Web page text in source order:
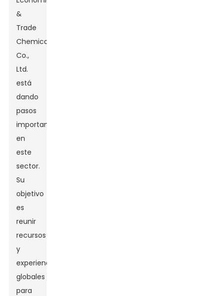
&
Trade
Chemical
Co.,
Ltd.
está
dando
pasos
importantes
en
este
sector.
Su
objetivo
es
reunir
recursos
y
experiencia
globales
para